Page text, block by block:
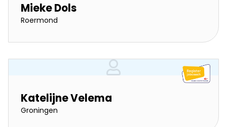
Mieke Dols
Roermond
Katelijne Velema
Groningen